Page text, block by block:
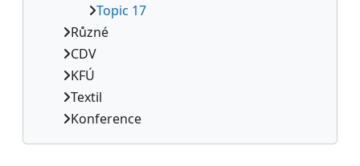
Topic 17
Různé
CDV
KFÚ
Textil
Konference